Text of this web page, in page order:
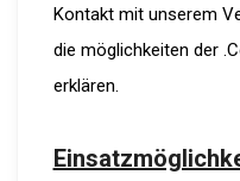
Kontakt mit unserem
die möglichkeiten der
erklären.